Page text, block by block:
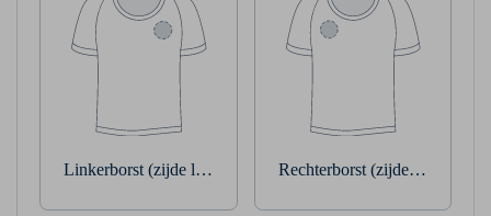
Linkerborst (zijde linkerarm) Rechterborst (zijde